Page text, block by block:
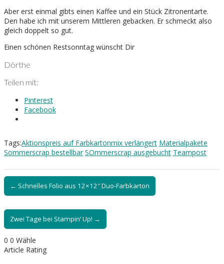
Aber erst einmal gibts einen Kaffee und ein Stück Zitronentarte.
Den habe ich mit unserem Mittleren gebacken. Er schmeckt also
gleich doppelt so gut.
Einen schönen Restsonntag wünscht Dir
Dörthe
Teilen mit:
Pinterest
Facebook
Tags:Aktionspreis auf Farbkartonmix verlängert Materialpakete
Sommerscrap bestellbar SOmmerscrap ausgebucht Teampost
← Schnelles Folio aus 12×12″ Duo-Farbkarton
Zwei Tage bei Stampin‘ Up! →
0 0 Wähle
Article Rating